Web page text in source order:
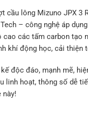
cầu lông Mizuno JPX 3
– công nghệ áp
các tấm carbon tạo
khí động học, cải thiện
độc đáo, mạnh mẽ,
linh hoạt, thông số dễ
này!